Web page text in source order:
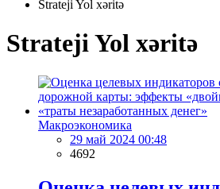
Strateji Yol xəritə
Strateji Yol xəritə
Макроэкономика
29 май 2024 00:48
4692